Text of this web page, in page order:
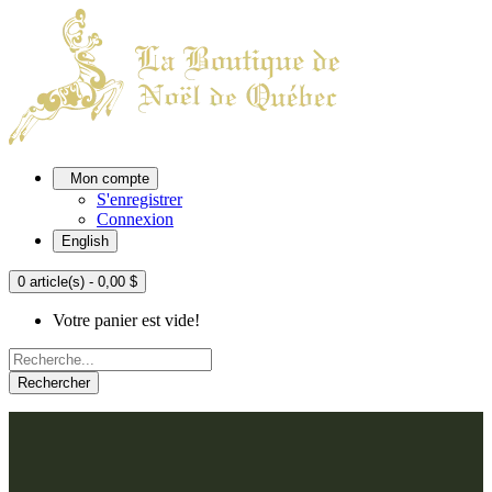
Mon compte
S'enregistrer
Connexion
English
0 article(s) - 0,00 $
Votre panier est vide!
Rechercher